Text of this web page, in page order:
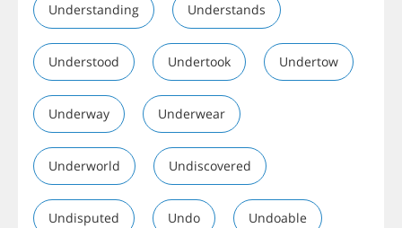
Understanding Understands
Understood Undertook Undertow
Underway Underwear
Underworld Undiscovered
Undisputed Undo Undoable